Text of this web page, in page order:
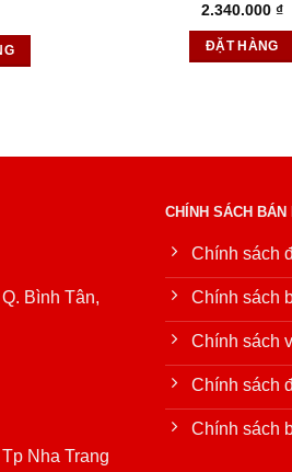
2.340.000 ₫
ĐẶT HÀNG
Bình Tân,
Nha Trang
CHÍNH SÁCH BÁN
Chính sách
Chính sách
Chính sách
Chính sách
Chính sách